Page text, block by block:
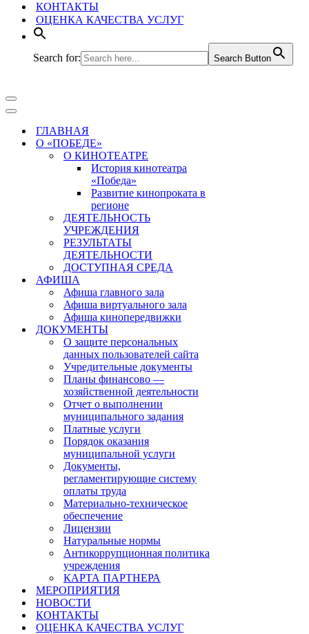
КОНТАКТЫ
ОЦЕНКА КАЧЕСТВА УСЛУГ
Search for: Search Button
Меню
навигации
Меню
навигацииГЛАВНАЯ
О «ПОБЕДЕ»
О КИНОТЕАТРЕ
История кинотеатра
«Победа»
Развитие кинопроката в
регионе
ДЕЯТЕЛЬНОСТЬ
УЧРЕЖДЕНИЯ
РЕЗУЛЬТАТЫ
ДЕЯТЕЛЬНОСТИ
ДОСТУПНАЯ СРЕДА
АФИША
Афиша главного зала
Афиша виртуального зала
Афиша кинопередвижки
ДОКУМЕНТЫ
О защите персональных
данных пользователей сайта
Учредительные документы
Планы финансово —
хозяйственной деятельности
Отчет о выполнении
муниципального задания
Платные услуги
Порядок оказания
муниципальной услуги
Документы,
регламентирующие систему
оплаты труда
Материально-техническое
обеспечение
Лицензии
Натуральные нормы
Антикоррупционная политика
учреждения
КАРТА ПАРТНЕРА
МЕРОПРИЯТИЯ
НОВОСТИ
КОНТАКТЫ
ОЦЕНКА КАЧЕСТВА УСЛУГ